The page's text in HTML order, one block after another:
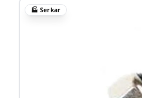
🏭Serkar